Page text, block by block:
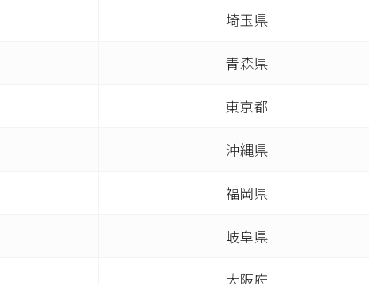
埼玉県
青森県
東京都
沖縄県
福岡県
岐阜県
大阪府